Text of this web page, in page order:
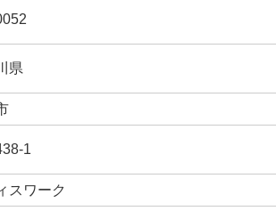
県
438-1
スワーク